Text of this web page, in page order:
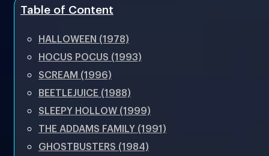
Table of Content
HALLOWEEN (1978)
HOCUS POCUS (1993)
SCREAM (1996)
BEETLEJUICE (1988)
SLEEPY HOLLOW (1999)
THE ADDAMS FAMILY (1991)
GHOSTBUSTERS (1984)